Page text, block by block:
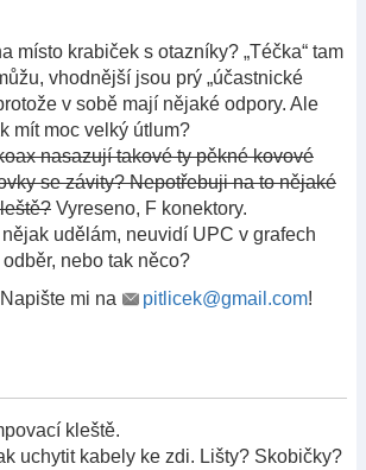
místo krabiček s otazníky? „Téčka“ tam
vhodnější jsou prý „účastnické
v sobě mají nějaké odpory. Ale
mít moc velký útlum?
nasazují takové ty pěkné kovové
se závity? Nepotřebuji na to nějaké
Vyreseno, F konektory.
nějak udělám, neuvidí UPC v grafech
nebo tak něco?
mi na
pitlicek@gmail.com!
kleště.
uchytit kabely ke zdi. Lišty? Skobičky?